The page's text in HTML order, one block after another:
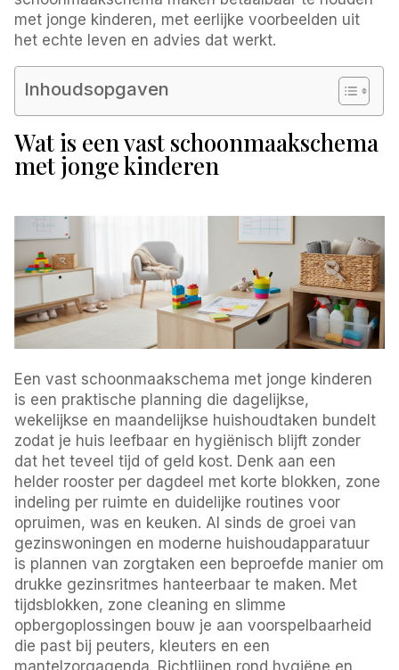
met jonge kinderen, met eerlijke voorbeelden uit
het echte leven en advies dat werkt.
Inhoudsopgaven
Wat is een vast schoonmaakschema
met jonge kinderen
Een vast schoonmaakschema met jonge kinderen
is een praktische planning die dagelijkse,
wekelijkse en maandelijkse huishoudtaken bundelt
zodat je huis leefbaar en hygiënisch blijft zonder
dat het teveel tijd of geld kost. Denk aan een
helder rooster per dagdeel met korte blokken, zone
indeling per ruimte en duidelijke routines voor
opruimen, was en keuken. Al sinds de groei van
gezinswoningen en moderne huishoudapparatuur
is plannen van zorgtaken een beproefde manier om
drukke gezinsritmes hanteerbaar te maken. Met
tijdsblokken, zone cleaning en slimme
opbergoplossingen bouw je aan voorspelbaarheid
die past bij peuters, kleuters en een
mantelzorgagenda. Richtlijnen rond hygiëne en